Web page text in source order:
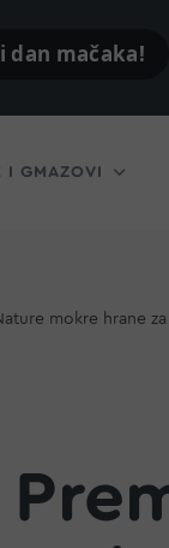
dan mačaka!
I GMAZOVI
mokre hrane